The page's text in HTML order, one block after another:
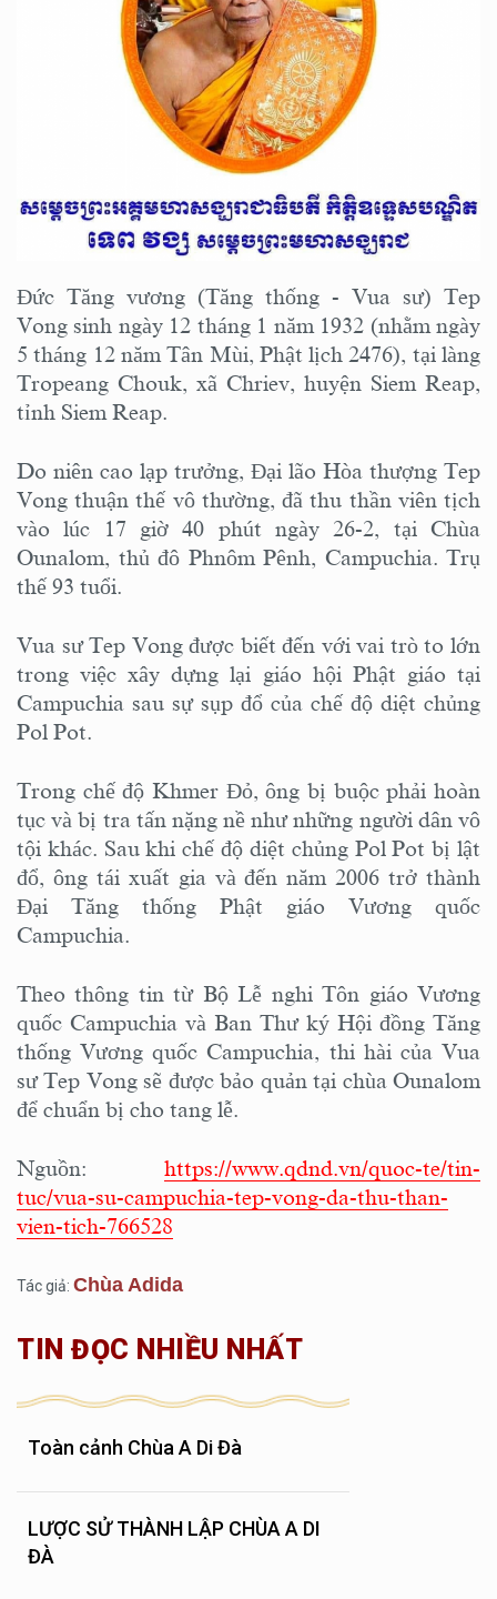
Đức Tăng vương (Tăng thống - Vua sư) Tep
Vong sinh ngày 12 tháng 1 năm 1932 (nhằm ngày
5 tháng 12 năm Tân Mùi, Phật lịch 2476), tại làng
Tropeang Chouk, xã Chriev, huyện Siem Reap,
tỉnh Siem Reap.
Do niên cao lạp trưởng, Đại lão Hòa thượng Tep
Vong thuận thế vô thường, đã thu thần viên tịch
vào lúc 17 giờ 40 phút ngày 26-2, tại Chùa
Ounalom, thủ đô Phnôm Pênh, Campuchia. Trụ
thế 93 tuổi.
Vua sư Tep Vong được biết đến với vai trò to lớn
trong việc xây dựng lại giáo hội Phật giáo tại
Campuchia sau sự sụp đổ của chế độ diệt chủng
Pol Pot.
Trong chế độ Khmer Đỏ, ông bị buộc phải hoàn
tục và bị tra tấn nặng nề như những người dân vô
tội khác. Sau khi chế độ diệt chủng Pol Pot bị lật
đổ, ông tái xuất gia và đến năm 2006 trở thành
Đại Tăng thống Phật giáo Vương quốc
Campuchia.
Theo thông tin từ Bộ Lễ nghi Tôn giáo Vương
quốc Campuchia và Ban Thư ký Hội đồng Tăng
thống Vương quốc Campuchia, thi hài của Vua
sư Tep Vong sẽ được bảo quản tại chùa Ounalom
để chuẩn bị cho tang lễ.
Nguồn: https://www.qdnd.vn/quoc-te/tin-
tuc/vua-su-campuchia-tep-vong-da-thu-than-
vien-tich-766528
Tác giả: Chùa Adida
TIN ĐỌC NHIỀU NHẤT
Toàn cảnh Chùa A Di Đà
LƯỢC SỬ THÀNH LẬP CHÙA A DI
ĐÀ